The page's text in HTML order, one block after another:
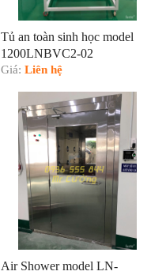
Tủ an toàn sinh học model
1200LNBVC2-02
Giá: Liên hệ
Air Shower model LN-